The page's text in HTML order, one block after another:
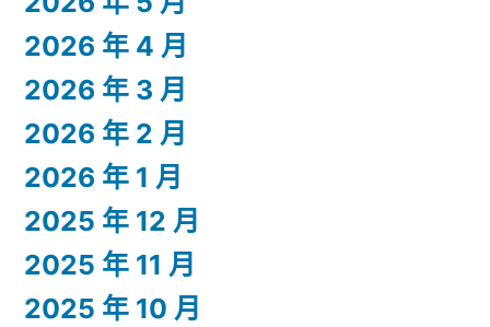
2026 年 4 月
2026 年 3 月
2026 年 2 月
2026 年 1 月
2025 年 12 月
2025 年 11 月
2025 年 10 月